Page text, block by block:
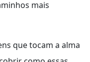
mais
que tocam a alma